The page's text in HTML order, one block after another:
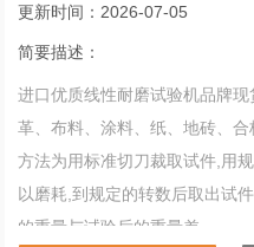
更新时间：2026-07-05
简要描述：
进口优质线性耐磨试验机品牌
革、布料、涂料、纸、地砖、
方法为用标准切刀裁取试件,用
以磨耗,到规定的转数后取出试
的重量与试验后的重量差